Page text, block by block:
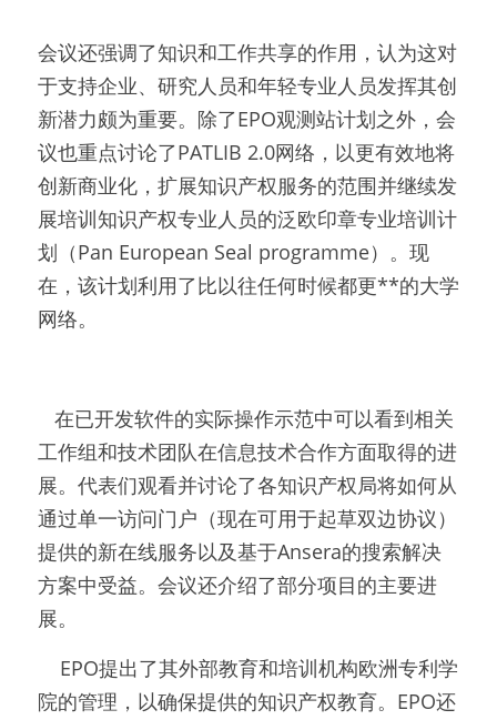
会议还强调了知识和工作共享的作用，认为这对
于支持企业、研究人员和年轻专业人员发挥其创
新潜力颇为重要。除了EPO观测站计划之外，会
议也重点讨论了PATLIB 2.0网络，以更有效地将
创新商业化，扩展知识产权服务的范围并继续发
展培训知识产权专业人员的泛欧印章专业培训计
划（Pan European Seal programme）。现
在，该计划利用了比以往任何时候都更**的大学
网络。
工作组和技术团队在信息技术合作方面取得的进
展。代表们观看并讨论了各知识产权局将如何从
通过单一访问门户（现在可用于起草双边协议）
提供的新在线服务以及基于Ansera的搜索解决
方案中受益。会议还介绍了部分项目的主要进
展。
院的管理，以确保提供的知识产权教育。EPO还